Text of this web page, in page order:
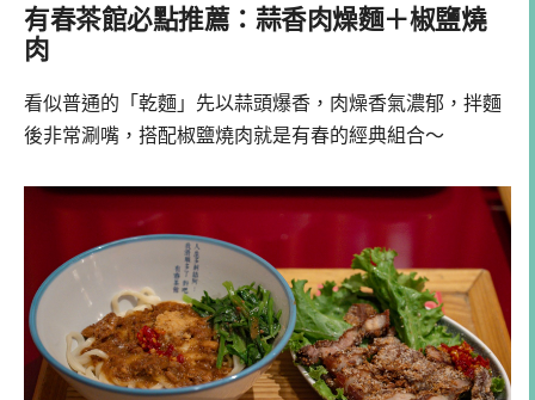
有春茶館必點推薦：蒜香肉燥麵＋椒鹽燒
肉
看似普通的「乾麵」先以蒜頭爆香，肉燥香氣濃郁，拌麵
後非常涮嘴，搭配椒鹽燒肉就是有春的經典組合～